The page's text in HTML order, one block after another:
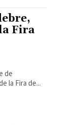
Fira
de
la Fira de...